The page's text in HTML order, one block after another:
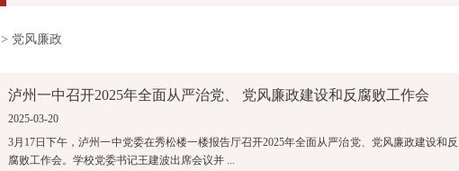
> 党风廉政
泸州一中召开2025年全面从严治党、 党风廉政建设和反腐败工作会
2025-03-20
3月17日下午，泸州一中党委在秀松楼一楼报告厅召开2025年全面从严治党、党风廉政建设和反
腐败工作会。学校党委书记王建波出席会议并 ...